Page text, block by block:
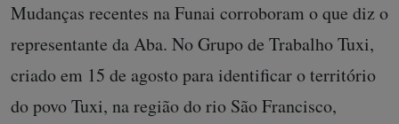
Mudanças recentes na Funai corroboram o que diz o
representante da Aba. No Grupo de Trabalho Tuxi,
criado em 15 de agosto para identificar o território
do povo Tuxi, na região do rio São Francisco,